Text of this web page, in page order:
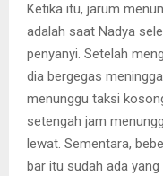
Ketika itu, jarum
adalah saat Nadya
penyanyi. Setelah
dia bergegas
menunggu taksi
setengah jam
lewat. Sementara,
bar itu sudah ada